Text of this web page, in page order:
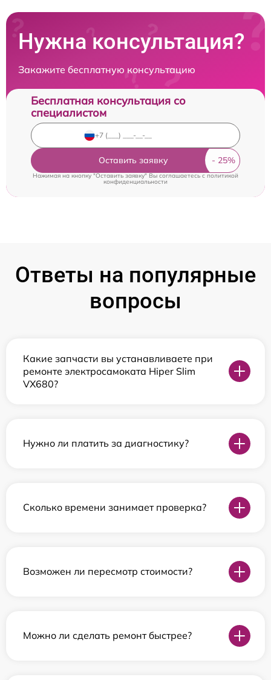
Нужна консультация?
Закажите бесплатную консультацию
Бесплатная консультация со
специалистом
Оставить заявку
Нажимая на кнопку "Оставить заявку" Вы соглашаетесь cполитикой
конфиденциальности
Ответы на популярные
вопросы
Какие запчасти вы устанавливаете при
ремонте электросамоката Hiper Slim
VX680?
Нужно ли платить за диагностику?
Сколько времени занимает проверка?
Возможен ли пересмотр стоимости?
Можно ли сделать ремонт быстрее?